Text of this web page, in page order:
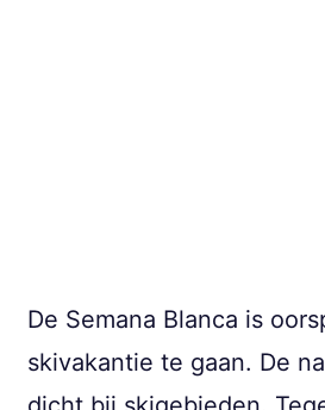
De Semana Blanca is
skivakantie te gaan. De